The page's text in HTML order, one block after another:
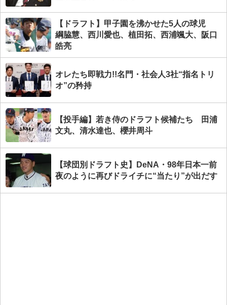
【ドラフト】甲子園を沸かせた5人の球児
綱脇慧、西川愛也、植田拓、西浦颯大、阪口
皓亮
オレたち即戦力!!名門・社会人3社“指名トリ
オ”の矜持
【投手編】若き侍のドラフト候補たち 田浦
文丸、清水達也、櫻井周斗
【球団別ドラフト史】DeNA・98年日本一前
夜のように再びドライチに“当たり”が出だす